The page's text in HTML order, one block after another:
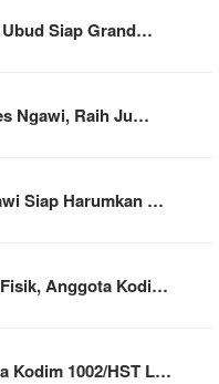
Siap Grand…
Ngawi, Raih Ju…
Siap Harumkan …
Anggota Kodi…
Kodim 1002/HST L…